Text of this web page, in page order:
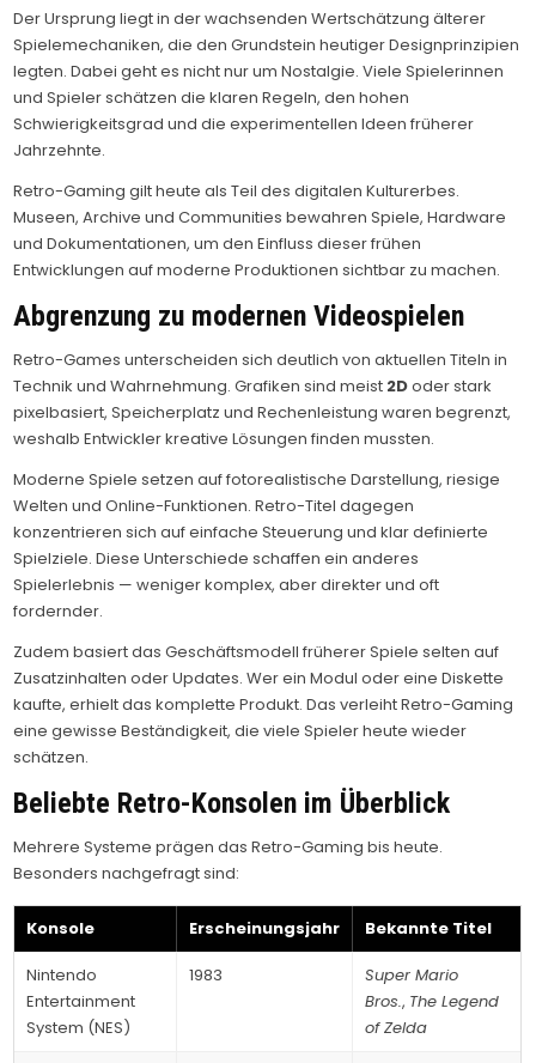
Der Ursprung liegt in der wachsenden Wertschätzung älterer
Spielemechaniken, die den Grundstein heutiger Designprinzipien
legten. Dabei geht es nicht nur um Nostalgie. Viele Spielerinnen
und Spieler schätzen die klaren Regeln, den hohen
Schwierigkeitsgrad und die experimentellen Ideen früherer
Jahrzehnte.
Retro-Gaming gilt heute als Teil des digitalen Kulturerbes.
Museen, Archive und Communities bewahren Spiele, Hardware
und Dokumentationen, um den Einfluss dieser frühen
Entwicklungen auf moderne Produktionen sichtbar zu machen.
Abgrenzung zu modernen Videospielen
Retro-Games unterscheiden sich deutlich von aktuellen Titeln in
Technik und Wahrnehmung. Grafiken sind meist 2Doder stark
pixelbasiert, Speicherplatz und Rechenleistung waren begrenzt,
weshalb Entwickler kreative Lösungen finden mussten.
Moderne Spiele setzen auf fotorealistische Darstellung, riesige
Welten und Online-Funktionen. Retro-Titel dagegen
konzentrieren sich auf einfache Steuerung und klar definierte
Spielziele. Diese Unterschiede schaffen ein anderes
Spielerlebnis — weniger komplex, aber direkter und oft
fordernder.
Zudem basiert das Geschäftsmodell früherer Spiele selten auf
Zusatzinhalten oder Updates. Wer ein Modul oder eine Diskette
kaufte, erhielt das komplette Produkt. Das verleiht Retro-Gaming
eine gewisse Beständigkeit, die viele Spieler heute wieder
schätzen.
Beliebte Retro-Konsolen im Überblick
Mehrere Systeme prägen das Retro-Gaming bis heute.
Besonders nachgefragt sind:
Konsole Erscheinungsjahr Bekannte Titel
Nintendo
Entertainment
System (NES)
1983
Super Mario
Bros., The Legend
of Zelda